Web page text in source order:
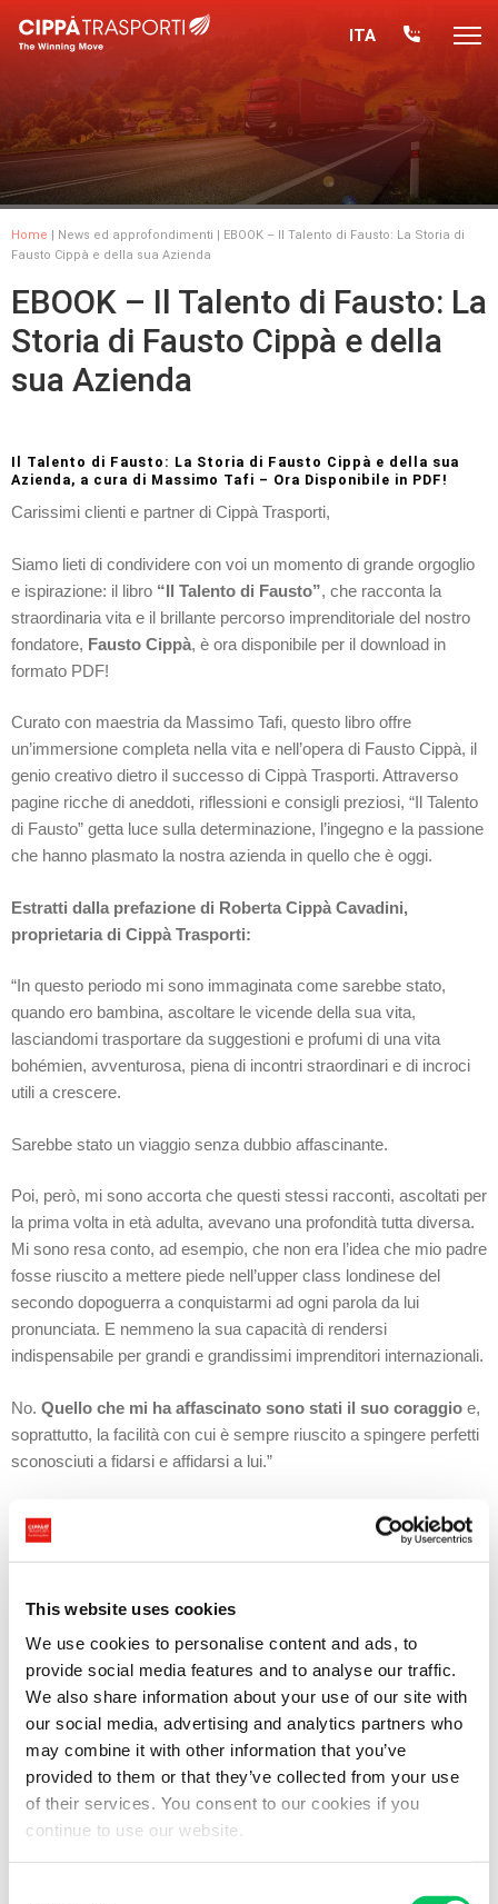
This website uses cookies
We use cookies to personalise content and ads, to
provide social media features and to analyse our traffic.
We also share information about your use of our site with
our social media, advertising and analytics partners who
may combine it with other information that you’ve
provided to them or that they’ve collected from your use
of their services. You consent to our cookies if you
continue to use our website.
ITA
Home News ed approfondimenti | EBOOK – Il Talento di Fausto: La Storia di
Fausto Cippà e della sua Azienda
EBOOK – Il Talento di Fausto: La
Storia di Fausto Cippà e della
sua Azienda
Il Talento di Fausto: La Storia di Fausto Cippà e della sua
Azienda, a cura di Massimo Tafi – Ora Disponibile in PDF!
Carissimi clienti e partner di Cippà Trasporti,
Siamo lieti di condividere con voi un momento di grande orgoglio
e ispirazione: il libro “Il Talento di Fausto”, che racconta la
straordinaria vita e il brillante percorso imprenditoriale del nostro
fondatore, Fausto Cippà, è ora disponibile per il download in
formato PDF!
Curato con maestria da Massimo Tafi, questo libro offre
un’immersione completa nella vita e nell’opera di Fausto Cippà, il
genio creativo dietro il successo di Cippà Trasporti. Attraverso
pagine ricche di aneddoti, riflessioni e consigli preziosi, “Il Talento
di Fausto” getta luce sulla determinazione, l’ingegno e la passione
che hanno plasmato la nostra azienda in quello che è oggi.
Estratti dalla prefazione di Roberta Cippà Cavadini,
proprietaria di Cippà Trasporti:
“In questo periodo mi sono immaginata come sarebbe stato,
quando ero bambina, ascoltare le vicende della sua vita,
lasciandomi trasportare da suggestioni e profumi di una vita
bohémien, avventurosa, piena di incontri straordinari e di incroci
utili a crescere.
Sarebbe stato un viaggio senza dubbio affascinante.
Poi, però, mi sono accorta che questi stessi racconti, ascoltati per
la prima volta in età adulta, avevano una profondità tutta diversa.
Mi sono resa conto, ad esempio, che non era l’idea che mio padre
fosse riuscito a mettere piede nell’upper class londinese del
secondo dopoguerra a conquistarmi ad ogni parola da lui
pronunciata. E nemmeno la sua capacità di rendersi
indispensabile per grandi e grandissimi imprenditori internazionali.
No. Quello che mi ha affascinato sono stati il suo coraggio e,
soprattutto, la facilità con cui è sempre riuscito a spingere perfetti
sconosciuti a fidarsi e affidarsi a lui.”
Per scaricare gratuitamente il PDF di “Il Talento di Fausto”, clicca
È un’opportunità imperdibile per scoprire la storia dietro il
successo di Cippà Trasporti e per lasciarvi ispirare dalla
straordinaria vita di Fausto Cippà.
In Cippà Trasporti, crediamo nell’importanza di celebrare le radici
della nostra azienda e nell’ispirare le generazioni future attraverso
le storie dei nostri fondatori.